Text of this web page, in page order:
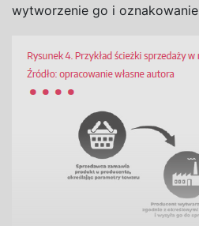
wytworzenie go i